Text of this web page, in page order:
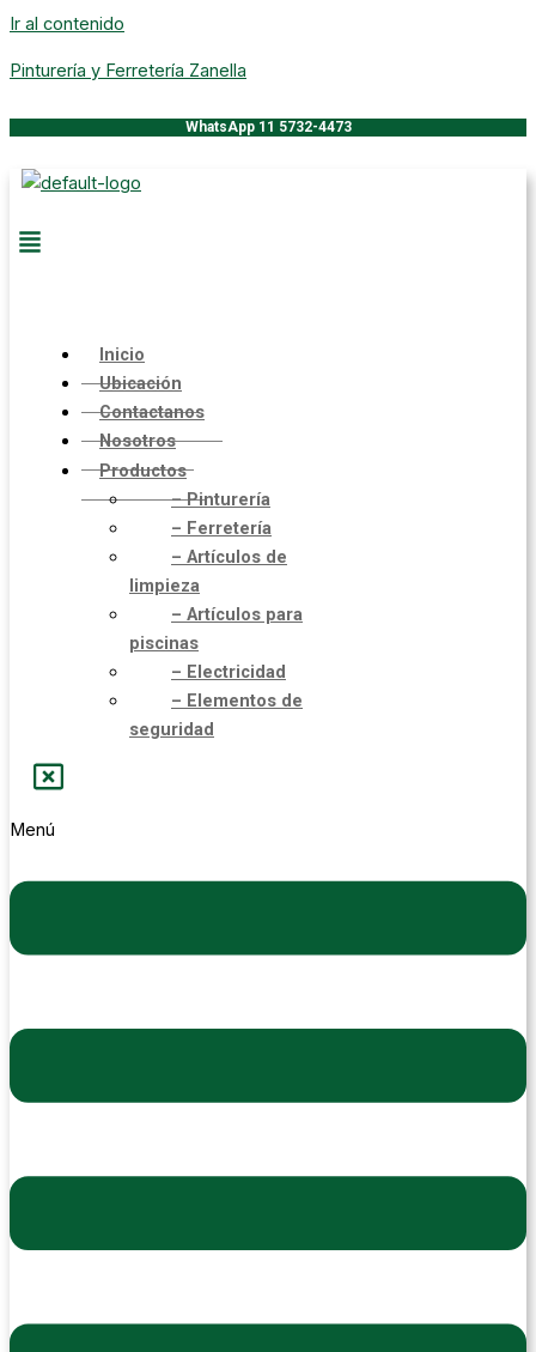
Ir al contenido
Pinturería y Ferretería Zanella
WhatsApp 11 5732-4473
Inicio
Ubicación
Contactanos
Nosotros
Productos
– Pinturería
– Ferretería
– Artículos de
limpieza
– Artículos para
piscinas
– Electricidad
– Elementos de
seguridad
Menú